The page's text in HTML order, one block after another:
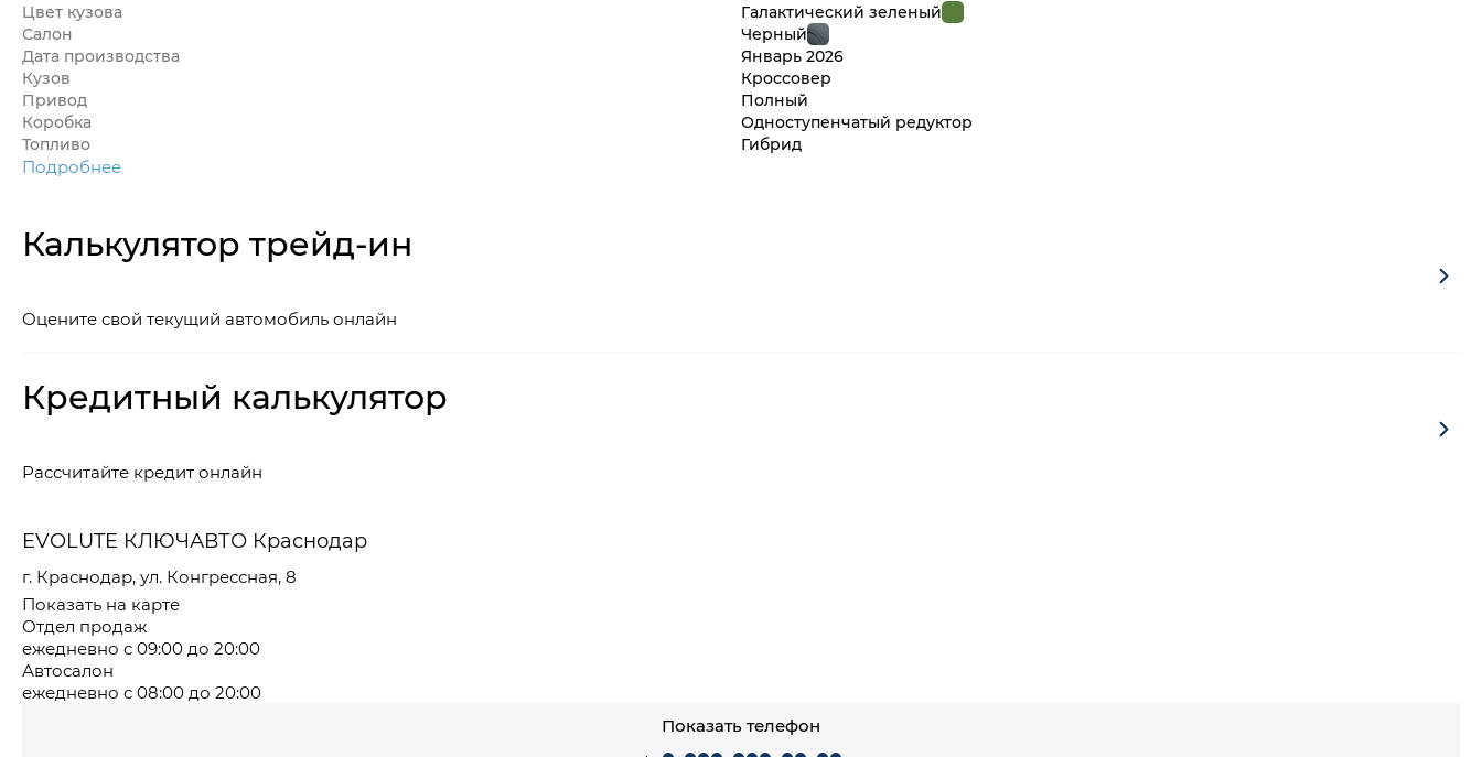
Цвет кузова
Галактический зеленый
Салон
Черный
Дата производства
Январь 2026
Кузов
Кроссовер
Привод
Полный
Коробка
Одноступенчатый редуктор
Топливо
Гибрид
Подробнее
Калькулятор трейд-ин
Оцените свой текущий автомобиль онлайн
Кредитный калькулятор
Рассчитайте кредит онлайн
EVOLUTE КЛЮЧАВТО Краснодар
г. Краснодар, ул. Конгрессная, 8
Показать на карте
Отдел продаж
ежедневно с 09:00 до 20:00
Автосалон
ежедневно с 08:00 до 20:00
Показать телефон